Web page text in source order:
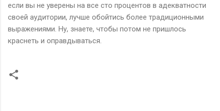
если вы не уверены на все сто процентов в адекватности
своей аудитории, лучше обойтись более традиционными
выражениями. Ну, знаете, чтобы потом не пришлось
краснеть и оправдываться.